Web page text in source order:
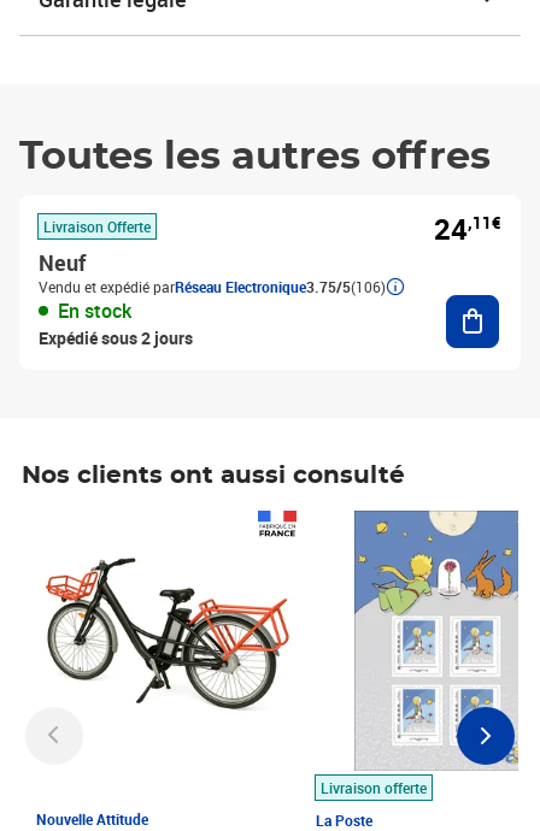
Toutes les autres offres
Livraison Offerte
Neuf
Vendu et expédié parRéseau Electronique3.75/5(106)
En stock
Expédié sous 2 jours
24,11€
Nos clients ont aussi consulté
Nouvelle Attitude
Livraison offerte
La Poste
Prix 7,50€